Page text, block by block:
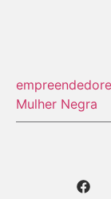
Mulher Negra